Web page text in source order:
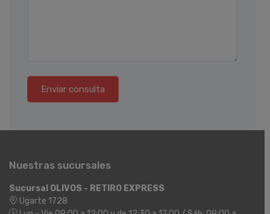
Enviar consulta
Nuestras sucursales
Sucursal OLIVOS - RETIRO EXPRESS
Ugarte 1728